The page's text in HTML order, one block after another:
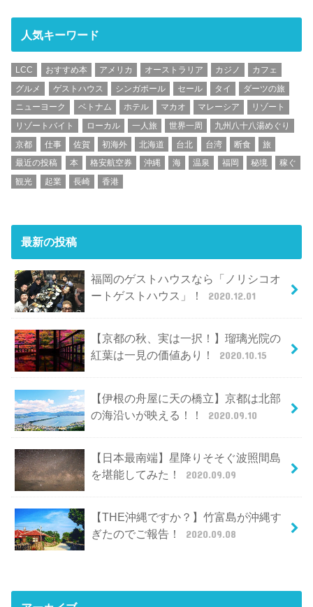
人気キーワード
LCC おすすめ本 アメリカ オーストラリア カジノ
カフェ
グルメ
ゲストハウス シンガポール セール タイ
ダーツの旅
ニューヨーク
ベトナム ホテル マカオ マレーシア
リゾート
リゾートバイト
ローカル 一人旅 世界一周
九州八十八湯めぐり
京都
仕事 佐賀 初海外 北海道 台北 台湾 断食
旅
最近の投稿
本 格安航空券 沖縄 海 温泉 福岡 秘境
稼ぐ
観光
起業 長崎 香港
最新の投稿
福岡のゲストハウスなら「ノリシコオ
ートゲストハウス」！
2020.12.01
【京都の秋、実は一択！】瑠璃光院の
紅葉は一見の価値あり！
2020.10.15
【伊根の舟屋に天の橋立】京都は北部
の海沿いが映える！！
2020.09.10
【日本最南端】星降りそそぐ波照間島
を堪能してみた！
2020.09.09
【THE沖縄ですか？】竹富島が沖縄す
ぎたのでご報告！
2020.09.08